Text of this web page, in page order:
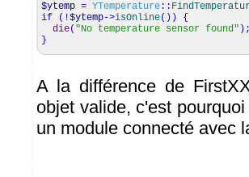
$ytemp = YTemperature ::
if
( !$ytemp->isOnline( ) )
{
die( "No temperature sensor found" ) ;
}
A la différence de
objet valide, c'est
un module connecté avec